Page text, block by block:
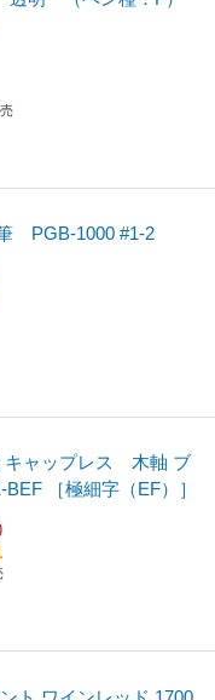
PGB-1000 #1-2
キャップレス 木軸 ブ
［極細字（EF）］